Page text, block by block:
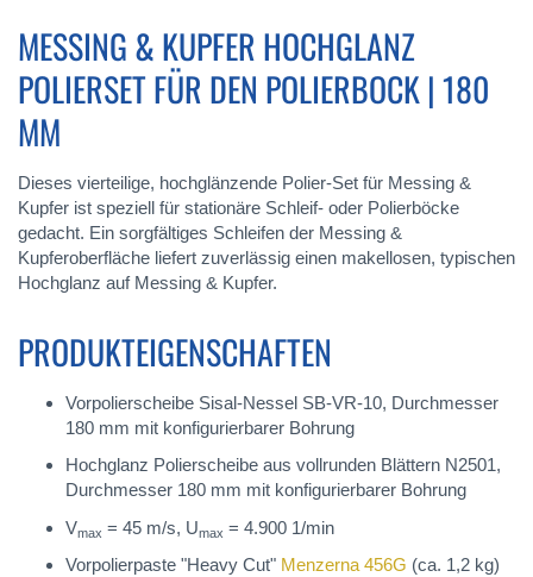
MESSING & KUPFER HOCHGLANZ
POLIERSET FÜR DEN POLIERBOCK | 180
MM
Dieses vierteilige, hochglänzende Polier-Set für Messing &
Kupfer ist speziell für stationäre Schleif- oder Polierböcke
gedacht. Ein sorgfältiges Schleifen der Messing &
Kupferoberfläche liefert zuverlässig einen makellosen, typischen
Hochglanz auf Messing & Kupfer.
PRODUKTEIGENSCHAFTEN
Vorpolierscheibe Sisal-Nessel SB-VR-10, Durchmesser
180 mm mit konfigurierbarer Bohrung
Hochglanz Polierscheibe aus vollrunden Blättern N2501,
Durchmesser 180 mm mit konfigurierbarer Bohrung
Vmax = 45 m/s, Umax = 4.900 1/min
Vorpolierpaste "Heavy Cut" Menzerna 456G (ca. 1,2 kg)